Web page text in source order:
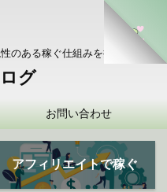
のある稼ぐ仕組みを持つ
グ
お問い合わせ
アフィリエイトで稼ぐ